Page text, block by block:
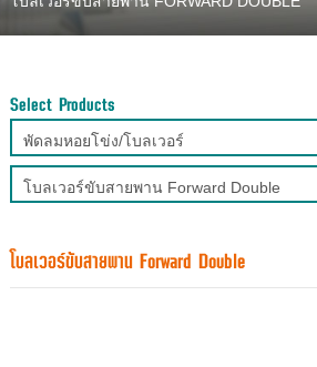
Select Products
โบลเวอร์ขับสายพาน Forward Double